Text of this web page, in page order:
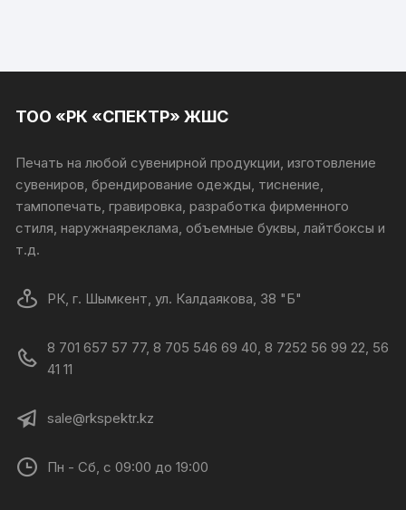
ТОО «РК «СПЕКТР» ЖШС
Печать на любой сувенирной продукции, изготовление
сувениров, брендирование одежды, тиснение,
тампопечать, гравировка, разработка фирменного
стиля, наружнаяреклама, объемные буквы, лайтбоксы и
т.д.
РК, г. Шымкент, ул. Калдаякова, 38 "Б"
8 701 657 57 77, 8 705 546 69 40, 8 7252 56 99 22, 56
41 11
sale@rkspektr.kz
Пн - Сб, с 09:00 до 19:00